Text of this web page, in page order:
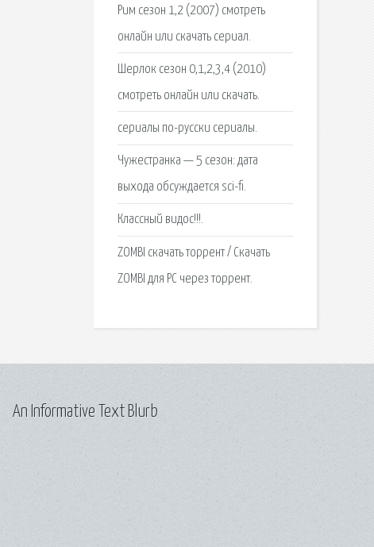
Рим сезон 1,2 (2007) смотреть
онлайн или скачать сериал.
Шерлок сезон 0,1,2,3,4 (2010)
смотреть онлайн или скачать.
сериалы по-русски сериалы.
Чужестранка — 5 сезон: дата
выхода обсуждается sci-fi.
Классный видос!!!.
ZOMBI скачать торрент / Скачать
ZOMBI для PC через торрент.
An Informative Text Blurb